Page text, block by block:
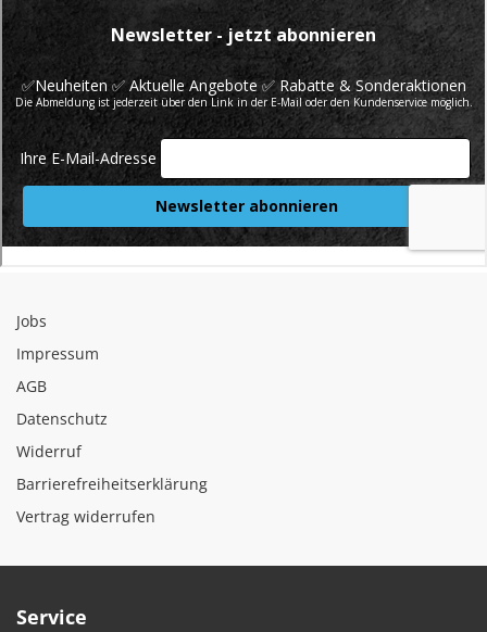
Jobs
Impressum
AGB
Datenschutz
Widerruf
Barrierefreiheitserklärung
Vertrag widerrufen
Service